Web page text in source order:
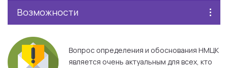
Возможности
Вопрос определения и обоснования НМЦК
является очень актуальным для всех, кто